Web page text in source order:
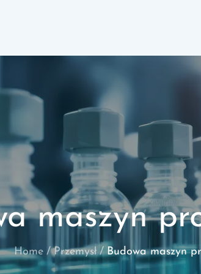
maszyn
Home Przemysł Budowa maszyn